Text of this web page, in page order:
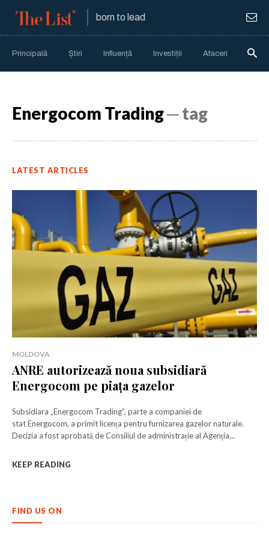
born to lead
Principală Știri Influență Investiții Afaceri
Energocom Trading─ tag
LATEST ARTICLES
MOLDOVA
ANRE autorizează noua subsidiară
Energocom pe piața gazelor
Subsidiara „Energocom Trading”, parte a companiei de
stat Energocom, a primit licența pentru furnizarea gazelor naturale.
Decizia a fost aprobată de Consiliul de administrație al Agenția...
KEEP READING
FIND US ON